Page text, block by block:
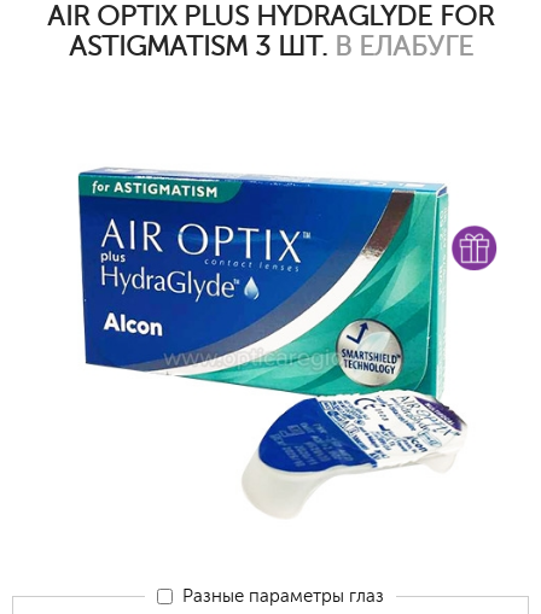
AIR OPTIX PLUS HYDRAGLYDE FOR
ASTIGMATISM 3 ШТ. В ЕЛАБУГЕ
Разные параметры глаз